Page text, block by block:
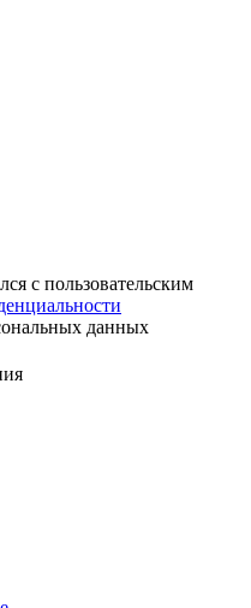
с пользовательским
данных